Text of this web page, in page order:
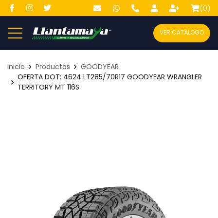
(0)
VER CATÁLOGO
Inicio Productos
GOODYEAR
OFERTA DOT: 4624 LT285/70R17 GOODYEAR WRANGLER
TERRITORY MT 116S